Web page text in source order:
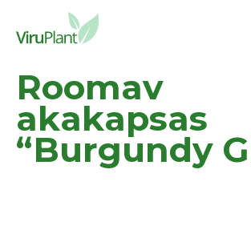
Roomav
akakapsas
“Burgundy